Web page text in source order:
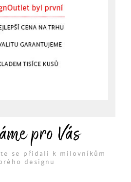
pro Vás
se přidali k milovníkům
designu